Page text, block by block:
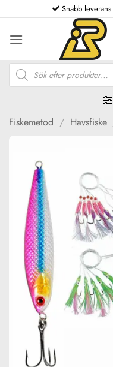
to
content
Snabb leverans
Produktsökning
Fiskemetod / Havsfiske